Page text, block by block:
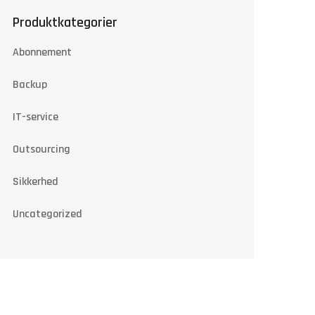
Produktkategorier
Abonnement
Backup
IT-service
Outsourcing
Sikkerhed
Uncategorized